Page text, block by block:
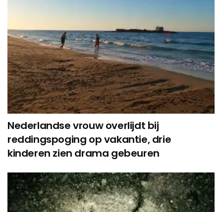
Nederlandse vrouw overlijdt bij
reddingspoging op vakantie, drie
kinderen zien drama gebeuren